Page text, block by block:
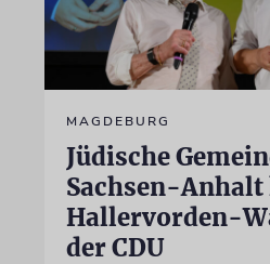
MAGDEBURG
Jüdische
Sachsen-
Hallervorden-
der CDU